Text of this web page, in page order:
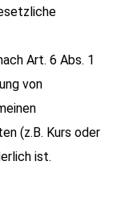
Art. 6 Abs. 1
von
(z.B. Kurs oder
ist.